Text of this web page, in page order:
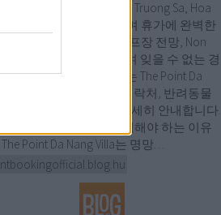
The Point Da Nang 빌라는 Truong Sa, Hoa
Ngu Hanh Son에 위치하며 휴가에 완벽한
입니다. 개인 수영장, 골프장 전망, Non
해변 근접성을 제공하여 잊을 수 없는 경
약속합니다. 이 글에서는 The Point Da
빌라 예약 방법, 최신 연락처, 반려동물
, 근처 명소 정보 등을 자세히 안내합니다.
Point Da Nang Villa를 선택해야 하는 이유
The Point Da Nang Villa는 명망…